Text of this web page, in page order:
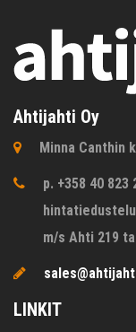
Ahtijahti Oy
Minna Canthin
p. +358 40
m/s Ahti 219
LINKIT